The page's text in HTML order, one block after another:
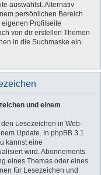
auswählst. Alternativ
persönlichen Bereich
eigenen Profilseite
von dir erstellen Themen
in die Suchmaske ein.
und einem
Lesezeichen in Web-
Update. In phpBB 3.1
kannst eine
wird. Abonnements
eines Themas oder eines
für Lesezeichen und